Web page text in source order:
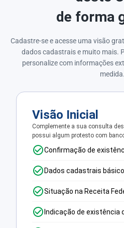
de forma
Cadastre-se e acesse uma visão
dados cadastrais e muito mais.
personalize com informações
medida.
Visão Inicial
Complemente a sua consulta
possui algum protesto com
Confirmação de
Dados cadastrais
Situação na Receita
Indicação de existência